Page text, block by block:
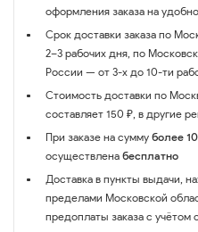
оформления заказа на
Срок доставки заказа по
2–3 рабочих дня, по
России — от 3-х до 10-ти
Стоимость доставки по
составляет 150 ₽, в другие
При заказе на сумму более
осуществлена бесплатно
Доставка в пункты выдачи,
пределами Московской
предоплаты заказа с учётом